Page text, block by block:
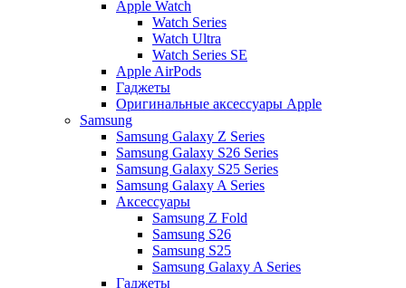
Apple Watch
Watch Series
Watch Ultra
Watch Series SE
Apple AirPods
Гаджеты
Оригинальные аксессуары Apple
Samsung
Samsung Galaxy Z Series
Samsung Galaxy S26 Series
Samsung Galaxy S25 Series
Samsung Galaxy A Series
Аксессуары
Samsung Z Fold
Samsung S26
Samsung S25
Samsung Galaxy A Series
Гаджеты